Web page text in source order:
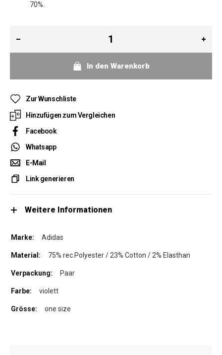
70%.
In den Warenkorb
Zur Wunschliste
Hinzufügen zum Vergleichen
Facebook
Whatsapp
E-Mail
Link generieren
Weitere Informationen
Adidas
75% rec.Polyester / 23% Cotton / 2% Elasthan
Paar
violett
one size